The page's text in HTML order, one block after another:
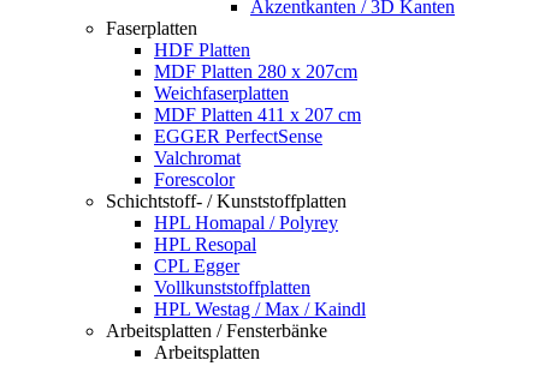
Akzentkanten / 3D Kanten
Faserplatten
HDF Platten
MDF Platten 280 x 207cm
Weichfaserplatten
MDF Platten 411 x 207 cm
EGGER PerfectSense
Valchromat
Forescolor
Schichtstoff- / Kunststoffplatten
HPL Homapal / Polyrey
HPL Resopal
CPL Egger
Vollkunststoffplatten
HPL Westag / Max / Kaindl
Arbeitsplatten / Fensterbänke
Arbeitsplatten